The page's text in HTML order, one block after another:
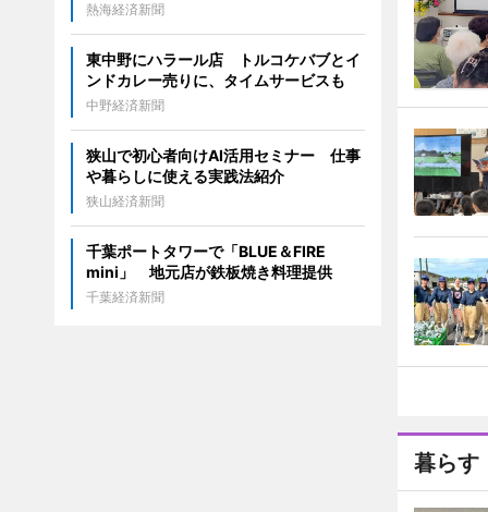
暮らす
熱海経済新聞
東中野にハラール店 トルコケバブとイ
ンドカレー売りに、タイムサービスも
中野経済新聞
狭山で初心者向けAI活用セミナー 仕事
や暮らしに使える実践法紹介
狭山経済新聞
千葉ポートタワーで「BLUE＆FIRE
mini」 地元店が鉄板焼き料理提供
千葉経済新聞